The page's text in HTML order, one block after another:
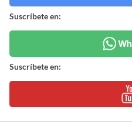
Suscríbete en:
Suscríbete en: